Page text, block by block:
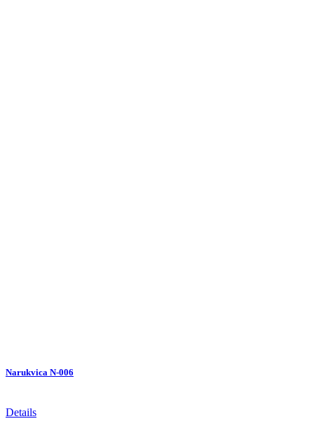
Narukvica N-006
Details